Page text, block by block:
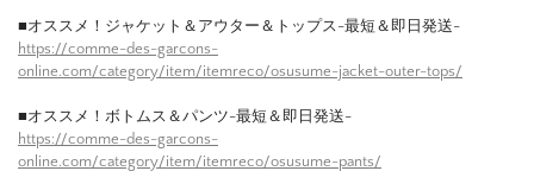
■オススメ！ジャケット＆アウター＆トップス-最短＆即日発送-
https://comme-des-garcons-
online.com/category/item/itemreco/osusume-jacket-outer-tops/
■オススメ！ボトムス＆パンツ-最短＆即日発送-
https://comme-des-garcons-
online.com/category/item/itemreco/osusume-pants/